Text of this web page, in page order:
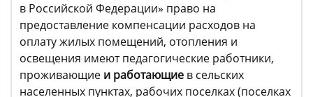
в Российской Федерации» право на
предоставление компенсации расходов на
оплату жилых помещений, отопления и
освещения имеют педагогические работники,
проживающие и работающие в сельских
населенных пунктах, рабочих поселках (поселках